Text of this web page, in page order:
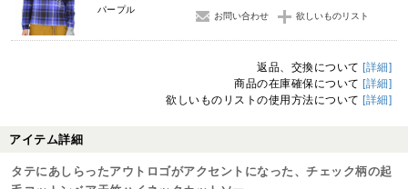
パープル
お問い合わせ 欲しいものリスト
返品、交換について [詳細]
商品の在庫確保について [詳細]
欲しいものリストの使用方法について [詳細]
アイテム詳細
タテにあしらったアウトロゴがアクセントになった、チェック柄の起